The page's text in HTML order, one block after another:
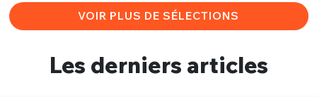
VOIR PLUS DE SÉLECTIONS
Les derniers articles